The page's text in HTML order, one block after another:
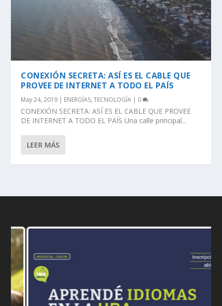
CONEXIÓN SECRETA: ASÍ ES EL CABLE QUE
PROVEE DE INTERNET A TODO EL PAÍS
May 24, 2019 | ENERGÍAS,TECNOLOGÍA | 0
CONEXIÓN SECRETA: ASÍ ES EL CABLE QUE PROVEE
DE INTERNET A TODO EL PAÍS Una calle principal...
LEER MÁS